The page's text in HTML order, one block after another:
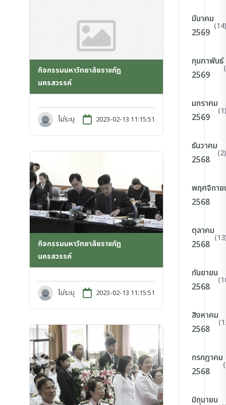
กิจกรรมมหาวิทยาลัยราชภัฏ
นครสวรรค์
ไม่ระบุ 2023-02-13 11:15:51
กิจกรรมมหาวิทยาลัยราชภัฏ
นครสวรรค์
ไม่ระบุ 2023-02-13 11:15:51
มีนาคม
2569
(14)
กุมภาพันธ์
2569
มกราคม
2569
(1)
ธันวาคม
2568
(2)
พฤศจิกาย
2568
ตุลาคม
2568
กันยายน
2568
สิงหาคม
2568
กรกฎาคม
2568
มิถุนายน